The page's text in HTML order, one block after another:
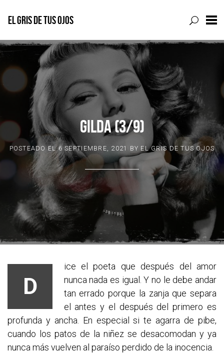
Skip
content
EL GRIS DE TUS OJOS
GILDA (3/9)
POSTEADO EL6 SEPTIEMBRE, 2021 BY EL GRIS DE TUS OJOS
D
ice el poeta que después del amor
nunca nada es igual. Y no le debe andar
tan errado porque la zanja que separa
el antes y el después del primero es
profunda y ancha. En especial si te agarra de pibe,
cuando los patos de la niñez se desacomodan y ya
nunca más vuelven al paraíso perdido de la inocencia.